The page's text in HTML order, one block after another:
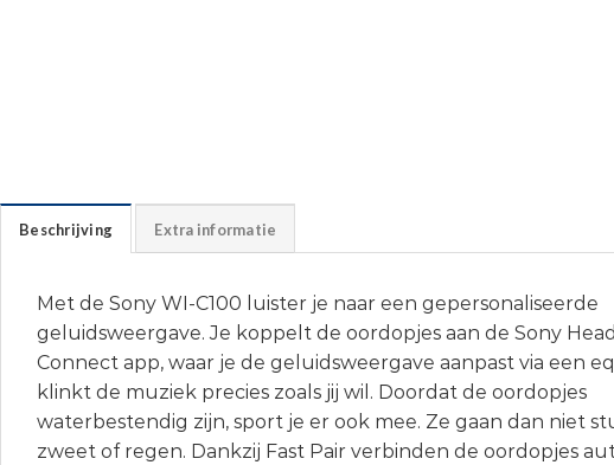
Beschrijving Extra informatie
Met de Sony WI-C100 luister je naar een gepersonaliseerde
geluidsweergave. Je koppelt de oordopjes aan de Sony
Connect app, waar je de geluidsweergave aanpast via een
klinkt de muziek precies zoals jij wil. Doordat de oordopjes
waterbestendig zijn, sport je er ook mee. Ze gaan dan niet
zweet of regen. Dankzij Fast Pair verbinden de oordopjes